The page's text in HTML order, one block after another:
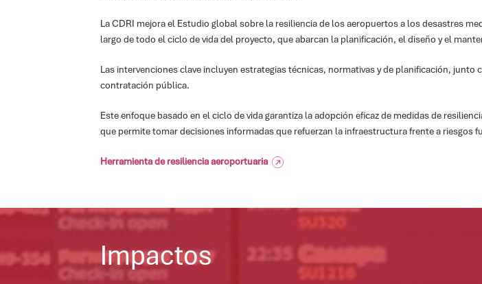
La CDRI mejora el Estudio global sobre la resiliencia de los aeropuertos a los desastres
largo de todo el ciclo de vida del proyecto, que abarcan la planificación, el diseño y el
Las intervenciones clave incluyen estrategias técnicas, normativas y de planificación,
contratación pública.
Este enfoque basado en el ciclo de vida garantiza la adopción eficaz de medidas de
que permite tomar decisiones informadas que refuerzan la infraestructura frente a riesgos
Herramienta de resiliencia aeroportuaria
Impactos